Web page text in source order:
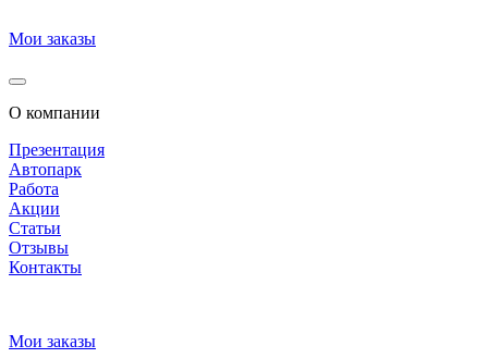
Мои заказы
О компании
Презентация
Автопарк
Работа
Акции
Статьи
Отзывы
Контакты
Мои заказы